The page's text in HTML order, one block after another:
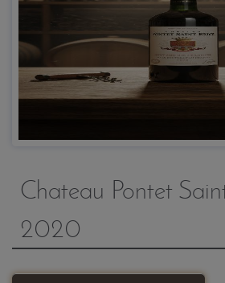
Chateau Pontet
2020